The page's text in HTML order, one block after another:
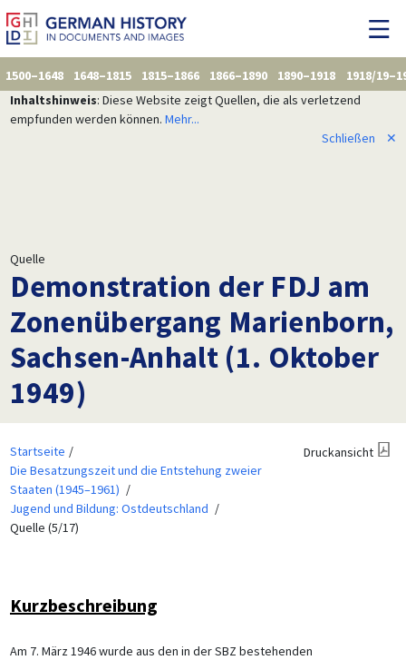
1500–1648 1648–1815 1815–1866 1866–1890 1890–1918
1918/
Inhaltshinweis: Diese Website zeigt Quellen, die als verletzend
empfunden werden können. Mehr...
Schließen
✕
Quelle
Demonstration der FDJ am
Zonenübergang Marienborn,
Sachsen-Anhalt (1. Oktober
1949)
Startseite
Die Besatzungszeit und die Entstehung zweier
Staaten (1945–1961)
Jugend und Bildung: Ostdeutschland
Quelle (5/17)
Druckansicht
Kurzbeschreibung
Am 7. März 1946 wurde aus den in der SBZ bestehenden